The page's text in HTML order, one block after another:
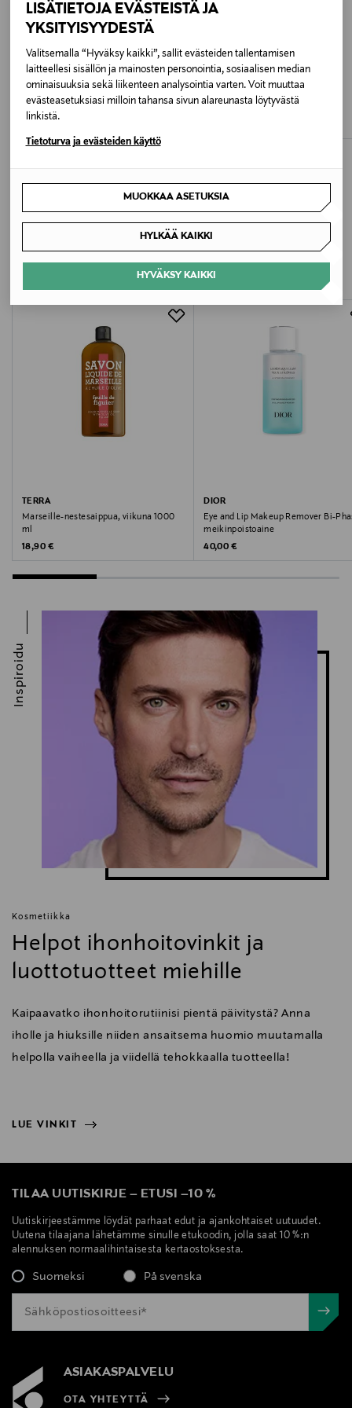
LISÄTIETOJA EVÄSTEISTÄ JA
YKSITYISYYDESTÄ
Valitsemalla “Hyväksy kaikki”, sallit evästeiden tallentamisen
laitteellesi sisällön ja mainosten personointia, sosiaalisen median
ominaisuuksia sekä liikenteen analysointia varten. Voit muuttaa
evästeasetuksiasi milloin tahansa sivun alareunasta löytyvästä
linkistä.
Tietoturva ja evästeiden käyttö
MUOKKAA ASETUKSIA
HYLKÄÄ KAIKKI
HYVÄKSY KAIKKI
Ainesosaluettelo
Aqua, Sodium Laureth Sulfate, Cocamidopropyl
Betaine, Decyl Glucoside, Kaolin, Glycerin, Coco-
Glucoside, Citric Acid, Glycol Distearate, Sodium
Chloride, Cellulose, Cellulose Gum, Sodium Sulfate,
Sodium Benzoate, Benzoic Acid, Parfum, CI 61570, CI
Valmistajan tuotenumero
84086
Valmistajan osoite
PL 91, 20101 Turku, Finland
Digitaalinen osoite
NIVEA MEN, suihkugeeli, ihohoito
L'ORÉAL PARIS
Pure Carbon 5in1 Shower Gel -
L'OCCITANE EN PROVENCE
Verbena Shower Gel -suihkugeeli
LISÄÄ KIINNOSTAVIA
TUOTTEITA
TERRA
Marseille-nestesaippua, viikuna 1000
ml
Original Price
18,90 €
DIOR
Eye and Lip Makeup Remover Bi-
meikinpoistoaine
Original Price
40,00 €
Kosmetiikka
Helpot ihonhoitovinkit ja
luottotuotteet miehille
Kaipaavatko ihonhoitorutiinisi pientä päivitystä? Anna
iholle ja hiuksille niiden ansaitsema huomio muutamalla
helpolla vaiheella ja viidellä tehokkaalla tuotteella!
LUE VINKIT
Inspiroidu
TILAA UUTISKIRJE – ETUSI –10 %
Uutiskirjeestämme löydät parhaat edut ja ajankohtaiset uutuudet.
Uutena tilaajana lähetämme sinulle etukoodin, jolla saat 10 %:n
alennuksen normaalihintaisesta kertaostoksesta.
Suomeksi På svenska
ASIAKASPALVELU
OTA YHTEYTTÄ